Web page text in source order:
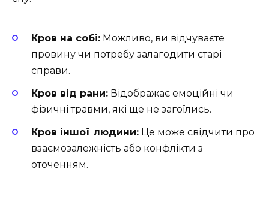
Кров на собі: Можливо, ви відчуваєте
провину чи потребу залагодити старі
справи.
Кров від рани: Відображає емоційні чи
фізичні травми, які ще не загоїлись.
Кров іншої людини: Це може свідчити про
взаємозалежність або конфлікти з
оточенням.